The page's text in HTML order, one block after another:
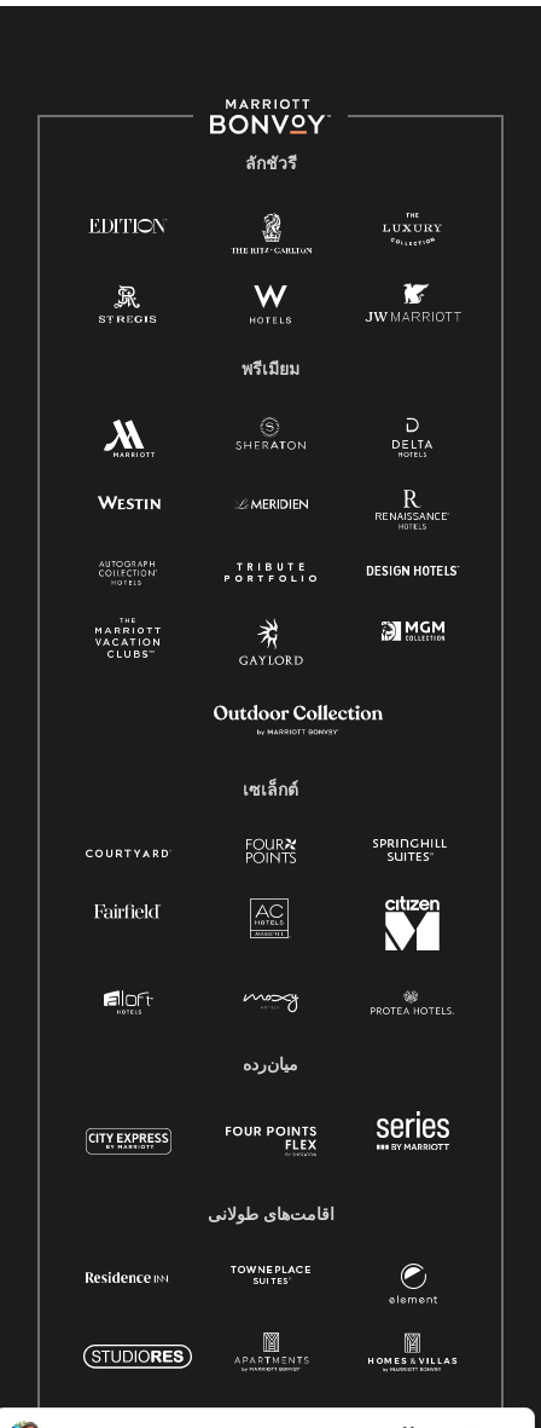
ลักชัวรี
พรีเมียม
เซเล็กต์
میان‌رده
اقامت‌های طولانی